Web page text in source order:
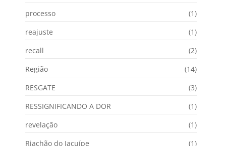
processo
(1)
reajuste
(1)
recall
(2)
Região
(14)
RESGATE
(3)
RESSIGNIFICANDO A DOR
(1)
revelação
(1)
Riachão do Jacuípe
(1)